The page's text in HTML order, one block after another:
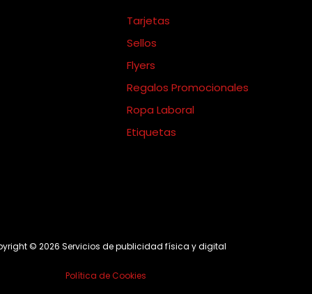
Tarjetas
Sellos
Flyers
Regalos Promocionales
Ropa Laboral
Etiquetas
© 2026 Servicios de publicidad física y digital
Política de Cookies